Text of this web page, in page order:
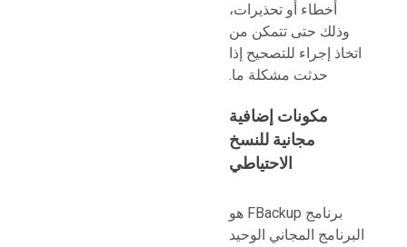
أخطاء أو تحذيرات،
وذلك حتى تتمكن من
اتخاذ إجراء للتصحيح إذا
حدثت مشكلة ما.
مكونات إضافية
مجانية للنسخ
الاحتياطي
برنامج FBackup هو
البرنامج المجاني الوحيد